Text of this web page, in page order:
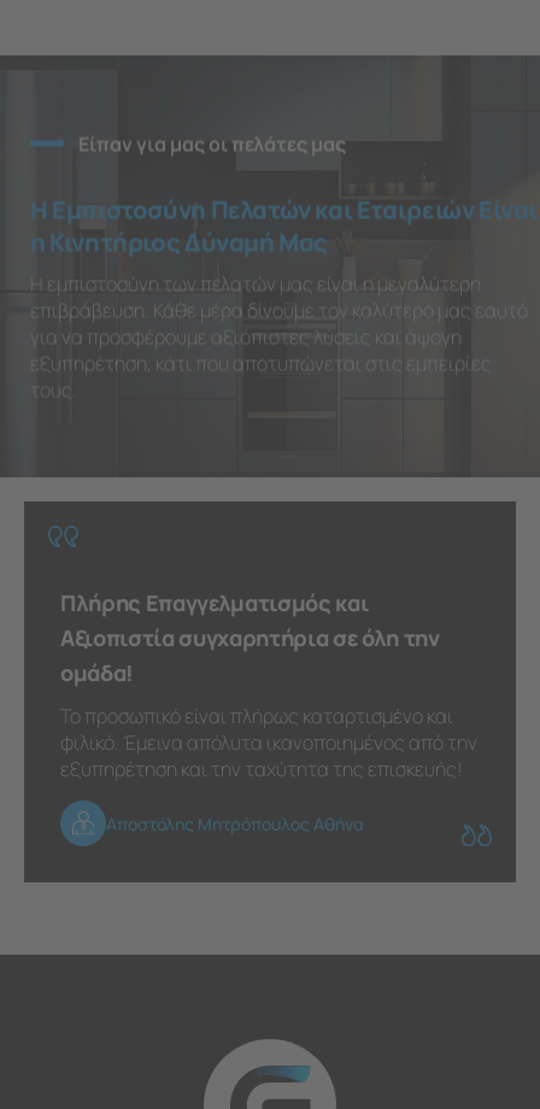
Είπαν για μας οι πελάτες μας
Η Εμπιστοσύνη Πελατών και Εταιρειών Είναι
η Κινητήριος Δύναμή Μας
Η εμπιστοσύνη των πελατών μας είναι η μεγαλύτερη
επιβράβευση. Κάθε μέρα δίνουμε τον καλύτερό μας εαυτό
για να προσφέρουμε αξιόπιστες λύσεις και άψογη
εξυπηρέτηση, κάτι που αποτυπώνεται στις εμπειρίες
τους.
Πλήρης Επαγγελματισμός και
Αξιοπιστία συγχαρητήρια σε όλη την
ομάδα!
Το προσωπικό είναι πλήρως καταρτισμένο και
φιλικό. Έμεινα απόλυτα ικανοποιημένος από την
εξυπηρέτηση και την ταχύτητα της επισκευής!
Αποστόλης Μητρόπουλος Αθήνα